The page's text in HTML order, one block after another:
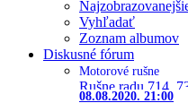
Vyhľadať
Zoznam albumov
Diskusné fórum
Motorové rušne
Rušne radu 714,
08.08.2020. 21:00